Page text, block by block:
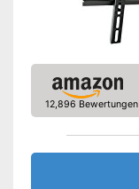
12,896 Bewertungen